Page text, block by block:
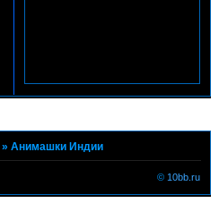
»Анимашки Индии
© 10bb.ru